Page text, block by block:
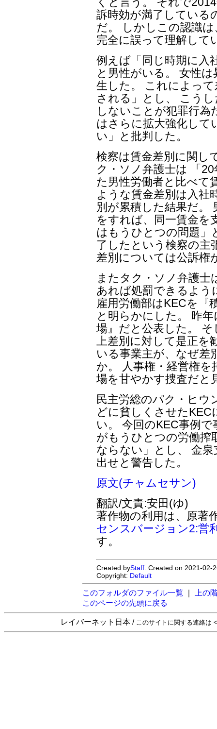
訴時効が満了している
だ。 しかしこの認識
完全に誤って理解して
例えば「同じ時期に入
と男性がいる。 女性
生した。 これによっ
される」とし、 こう
しないことが犯罪行為
はさらに拡大強化して
い」と批判した。
検察は賃金差別に関し
ク・ソノ弁護士は 「
た男性労働者と比べて
ような賃金差別は入社
別が累積した結果だ。
をすれば、同一賃金を
はもうひとつの問題」
了したという検察の主
差別については公訴権
またタク・ソノ弁護士
あれば処罰できるよ
雇用労働部はKECを『
と明らかにした。 昨
場』だと公表した。
上差別に対して是正
いる事業主が、なぜ差
か。 人事権・経営権
場を甘やかす捜査だと
民主労総のパク・ヒウ
どに貧しくさせた
い。 今回のKEC事例
がもうひとつの労働搾
ならない」とし、 金
出せと警告した。
原文(チャムセサン)
翻訳/文責:安田(ゆ)
著作物の利用は、原著
センスバージョン2:営
す。
Created byStaff . Created on 2021-
Copyright: Default
このフォルダのファイル一覧
上の
このページの先頭に戻る
レイバーネット日本 / このサイトに関する連絡は